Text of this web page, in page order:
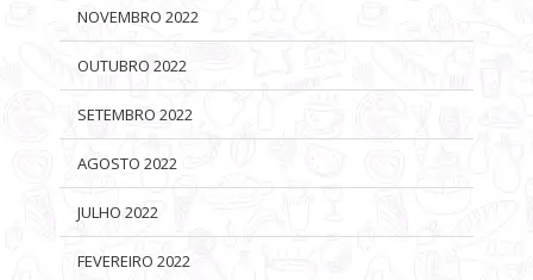
NOVEMBRO 2022
OUTUBRO 2022
SETEMBRO 2022
AGOSTO 2022
JULHO 2022
FEVEREIRO 2022